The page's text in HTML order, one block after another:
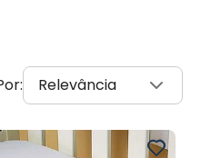
Relevância